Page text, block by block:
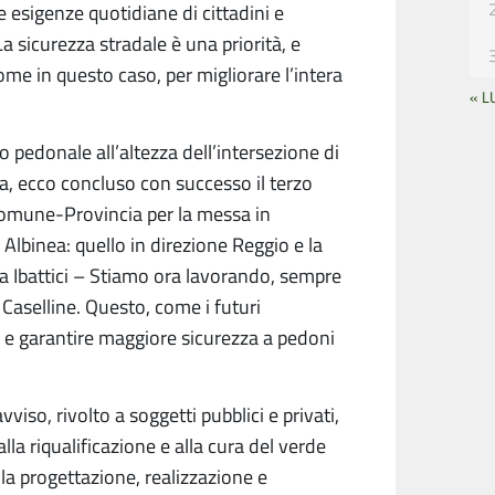
esigenze quotidiane di cittadini e
sicurezza stradale è una priorità, e
in questo caso, per migliorare l’intera
all’altezza dell’intersezione di
ecco concluso con successo il terzo
Provincia per la messa in
quello in direzione Reggio e la
Ibattici – Stiamo ora lavorando, sempre
Questo, come i futuri
garantire maggiore sicurezza a pedoni
rivolto a soggetti pubblici e privati,
riqualificazione e alla cura del verde
progettazione, realizzazione e
«